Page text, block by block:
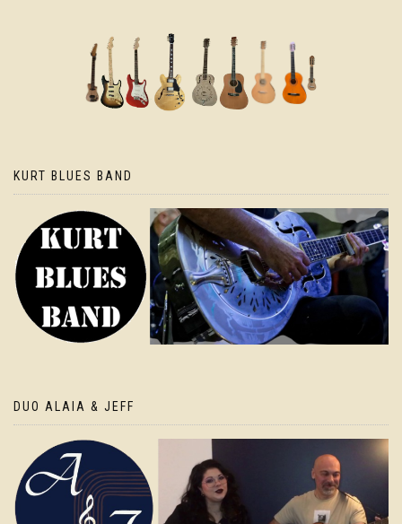
KURT BLUES BAND
DUO ALAIA & JEFF